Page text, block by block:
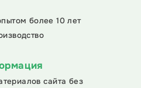
более 10 лет
сайта без